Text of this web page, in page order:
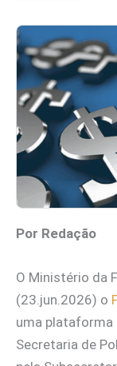
Por Redação
O Ministério da
(23.jun.2026) o
uma plataforma
Secretaria de